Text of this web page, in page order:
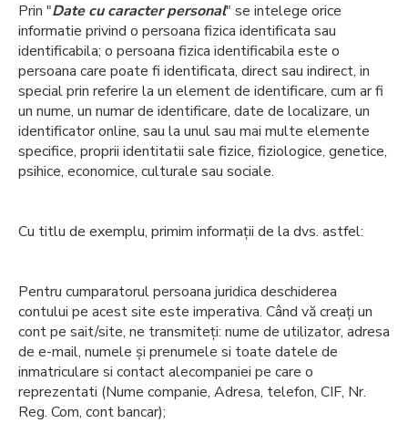
Prin "Date cu caracter personal" se intelege orice
informatie privind o persoana fizica identificata sau
identificabila; o persoana fizica identificabila este o
persoana care poate fi identificata, direct sau indirect, in
special prin referire la un element de identificare, cum ar fi
un nume, un numar de identificare, date de localizare, un
identificator online, sau la unul sau mai multe elemente
specifice, proprii identitatii sale fizice, fiziologice, genetice,
psihice, economice, culturale sau sociale.
Cu titlu de exemplu, primim informații de la dvs. astfel:
Pentru cumparatorul persoana juridica deschiderea
contului pe acest site este imperativa. Când vă creați un
cont pe sait/site, ne transmiteți: nume de utilizator, adresa
de e-mail, numele și prenumele si toate datele de
inmatriculare si contact alecompaniei pe care o
reprezentati (Nume companie, Adresa, telefon, CIF, Nr.
Reg. Com, cont bancar);